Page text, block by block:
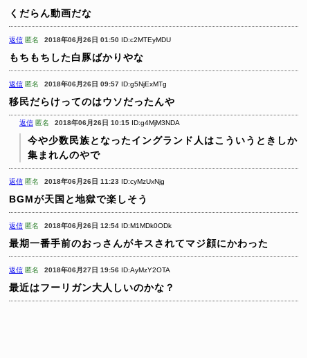
くだらん動画だな
返信 匿名 2018年06月26日 01:50 ID:c2MTEyMDU
もちもちした白豚ばかりやな
返信 匿名 2018年06月26日 09:57 ID:g5NjExMTg
移民だらけってのはウソだったんや
返信 匿名 2018年06月26日 10:15 ID:g4MjM3NDA
今や少数民族となったイングランド人はこういうときしか
集まれんのやで
返信 匿名 2018年06月26日 11:23 ID:cyMzUxNjg
BGMが天国と地獄で楽しそう
返信 匿名 2018年06月26日 12:54 ID:M1MDk0ODk
最期一番手前のおっさんがキスされてマジ顔にかわった
返信 匿名 2018年06月27日 19:56 ID:AyMzY2OTA
最近はフーリガン大人しいのかな？